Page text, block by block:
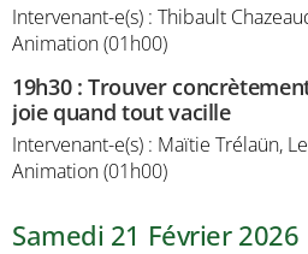
Intervenant-e(s) : Thibault
Animation (01h00)
19h30:Trouver
joie quand tout vacille
Intervenant-e(s) : Maïtie Trélaün,
Animation (01h00)
Samedi 21 Février 2026